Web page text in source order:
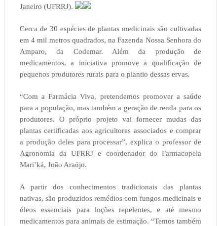
Janeiro (UFRRJ).
Cerca de 30 espécies de plantas medicinais são cultivadas
em 4 mil metros quadrados, na Fazenda Nossa Senhora do
Amparo, da Codemar. Além da produção de
medicamentos, a iniciativa promove a qualificação de
pequenos produtores rurais para o plantio dessas ervas.
“Com a Farmácia Viva, pretendemos promover a saúde
para a população, mas também a geração de renda para os
produtores. O próprio projeto vai fornecer mudas das
plantas certificadas aos agricultores associados e comprar
a produção deles para processar”, explica o professor de
Agronomia da UFRRJ e coordenador do Farmacopeia
Mari’ká, João Araújo.
A partir dos conhecimentos tradicionais das plantas
nativas, são produzidos remédios com fungos medicinais e
óleos essenciais para loções repelentes, e até mesmo
medicamentos para animais de estimação. “Temos também